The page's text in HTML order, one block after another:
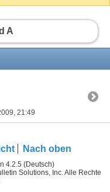
A
21:49
Nach oben
4.2.5 (Deutsch)
Solutions, Inc. Alle Rechte